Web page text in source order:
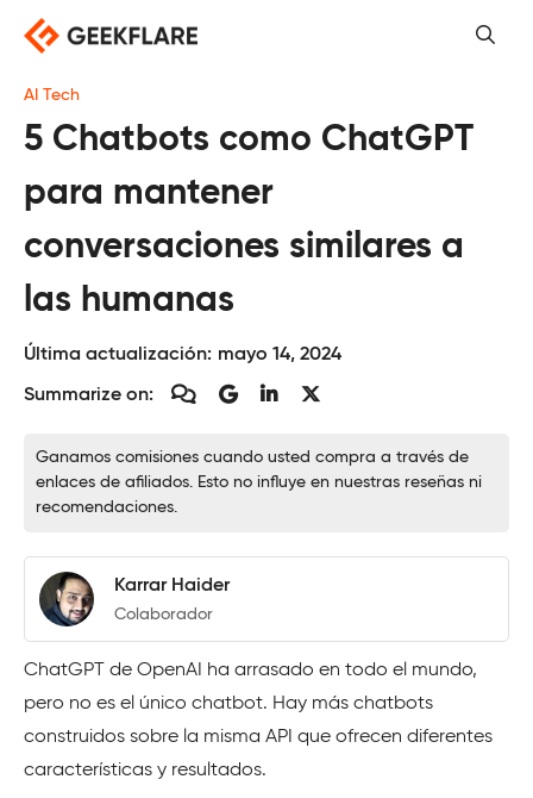
Saltar
contenido
AI Tech
5 Chatbots como ChatGPT
para mantener
conversaciones similares a
las humanas
Última actualización: mayo 14, 2024
Summarize on:
Ganamos comisiones cuando usted compra a través de
enlaces de afiliados. Esto no influye en nuestras reseñas ni
recomendaciones.
Karrar Haider
Colaborador
ChatGPT de OpenAI ha arrasado en todo el mundo,
pero no es el único chatbot. Hay más chatbots
construidos sobre la misma API que ofrecen diferentes
características y resultados.